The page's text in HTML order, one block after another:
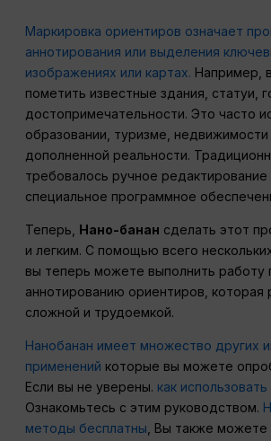
Маркировка ориентиров означает
аннотирования или выделения
изображениях или картах. Например,
пометить известные здания, статуи,
достопримечательности. Это часто
образовании, туризме, недвижимости
дополненной реальности.
требовалось ручное редактирование
специальное программное
Теперь, Нано-банан сделать этот
и легким. С помощью всего
вы теперь можете выполнить работу
аннотированию ориентиров, которая
сложной и трудоемкой.
Нанобанан имеет множество других
применений которые вы можете
Если вы не уверены. как
Ознакомьтесь с этим руководством.
методы бесплатны, Вы также можете